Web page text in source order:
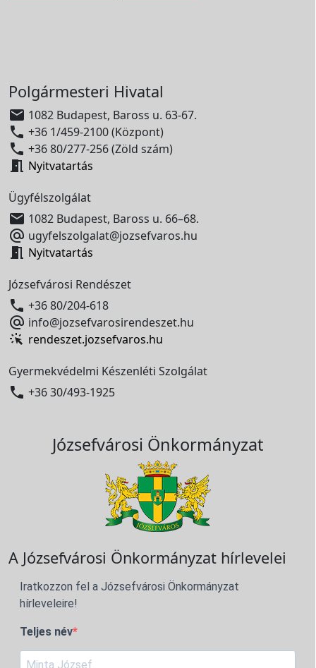
Polgármesteri Hivatal
 1082 Budapest, Baross u. 63-67.
 +36 1/459-2100 (Központ)
 +36 80/277-256 (Zöld szám)
 Nyitvatartás
Ügyfélszolgálat
 1082 Budapest, Baross u. 66–68.
 ugyfelszolgalat@jozsefvaros.hu
 Nyitvatartás
Józsefvárosi Rendészet
 +36 80/204-618
 info@jozsefvarosirendeszet.hu
rendeszet.jozsefvaros.hu
Gyermekvédelmi Készenléti Szolgálat
 +36 30/493-1925
Józsefvárosi Önkormányzat
A Józsefvárosi Önkormányzat hírlevelei
Iratkozzon fel a Józsefvárosi Önkormányzat
hírleveleire!
Teljes név